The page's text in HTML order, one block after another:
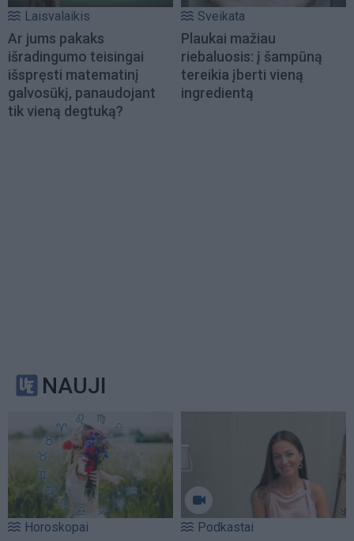
Laisvalaikis
Ar jums pakaks
išradingumo teisingai
išspręsti matematinį
galvosūkį, panaudojant
tik vieną degtuką?
Sveikata
Plaukai mažiau
riebaluosis: į šampūną
tereikia įberti vieną
ingredientą
NAUJI
Horoskopai Podkastai